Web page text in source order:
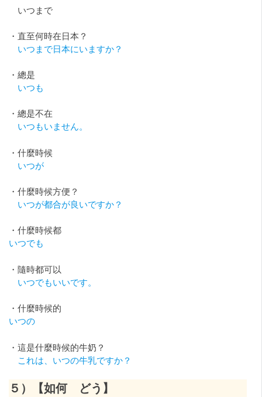
いつまで
・直至何時在日本？
いつまで日本にいますか？
・總是
いつも
・總是不在
いつもいません。
・什麼時候
いつが
・什麼時候方便？
いつが都合が良いですか？
・什麼時候都
いつでも
・隨時都可以
いつでもいいです。
・什麼時候的
いつの
・這是什麼時候的牛奶？
これは、いつの牛乳ですか？
５） 【如何 どう】